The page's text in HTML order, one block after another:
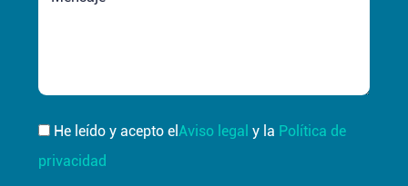
He leído y acepto el Aviso legal y la Política de
privacidad